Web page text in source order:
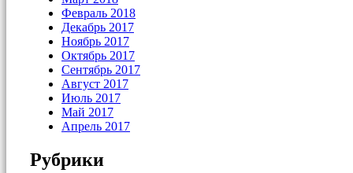
Февраль 2018
Декабрь 2017
Ноябрь 2017
Октябрь 2017
Сентябрь 2017
Август 2017
Июль 2017
Май 2017
Апрель 2017
Рубрики